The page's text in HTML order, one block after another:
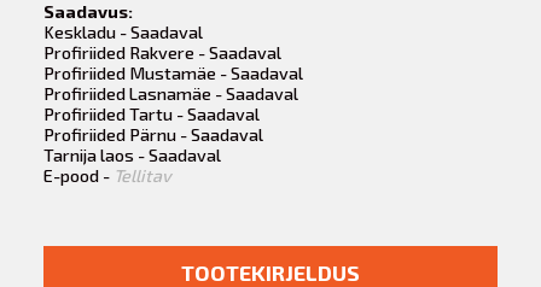
Saadavus:
Keskladu - Saadaval
Profiriided Rakvere - Saadaval
Profiriided Mustamäe - Saadaval
Profiriided Lasnamäe - Saadaval
Profiriided Tartu - Saadaval
Profiriided Pärnu - Saadaval
Tarnija laos - Saadaval
E-pood - Tellitav
TOOTEKIRJELDUS